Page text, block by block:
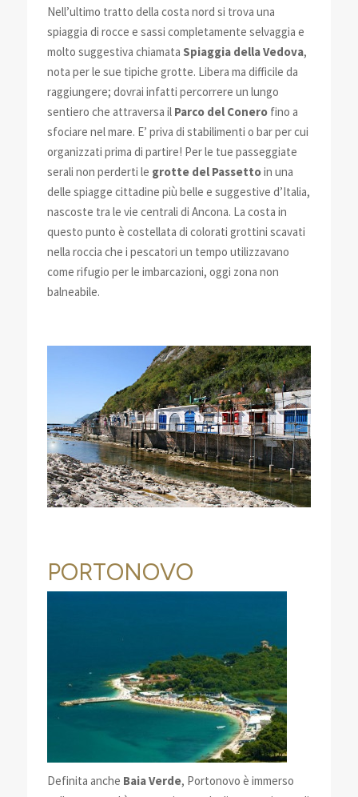
Nell’ultimo tratto della costa nord si trova una
spiaggia di rocce e sassi completamente selvaggia e
molto suggestiva chiamata Spiaggia della Vedova,
nota per le sue tipiche grotte. Libera ma difficile da
raggiungere; dovrai infatti percorrere un lungo
sentiero che attraversa ilParco del Conerofino a
sfociare nel mare. E’ priva di stabilimenti o bar per cui
organizzati prima di partire! Per le tue passeggiate
serali non perderti le grotte del Passettoin una
delle spiagge cittadine più belle e suggestive d’Italia,
nascoste tra le vie centrali di Ancona. La costa in
questo punto è costellata di colorati grottini scavati
nella roccia che i pescatori un tempo utilizzavano
come rifugio per le imbarcazioni, oggi zona non
balneabile.
PORTONOVO
Definita anche Baia Verde, Portonovo è immerso